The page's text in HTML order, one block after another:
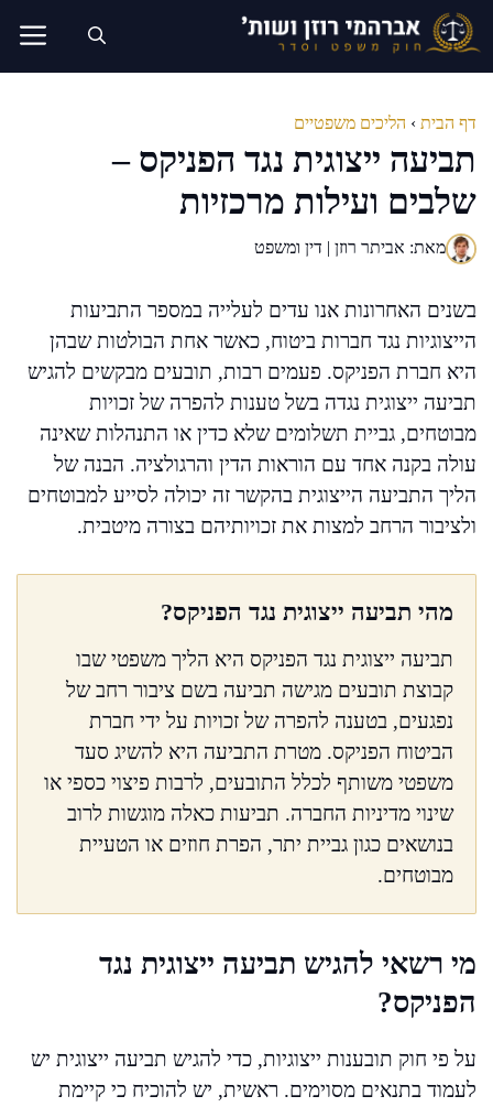
לדלג
לתוכן
דף הבית › הליכים משפטיים
תביעה ייצוגית נגד הפניקס –
שלבים ועילות מרכזיות
מאת: אביתר רוזן | דין ומשפט
בשנים האחרונות אנו עדים לעלייה במספר התביעות
הייצוגיות נגד חברות ביטוח, כאשר אחת הבולטות שבהן
היא חברת הפניקס. פעמים רבות, תובעים מבקשים להגיש
תביעה ייצוגית נגדה בשל טענות להפרה של זכויות
מבוטחים, גביית תשלומים שלא כדין או התנהלות שאינה
עולה בקנה אחד עם הוראות הדין והרגולציה. הבנה של
הליך התביעה הייצוגית בהקשר זה יכולה לסייע למבוטחים
ולציבור הרחב למצות את זכויותיהם בצורה מיטבית.
מהי תביעה ייצוגית נגד הפניקס?
תביעה ייצוגית נגד הפניקס היא הליך משפטי שבו
קבוצת תובעים מגישה תביעה בשם ציבור רחב של
נפגעים, בטענה להפרה של זכויות על ידי חברת
הביטוח הפניקס. מטרת התביעה היא להשיג סעד
משפטי משותף לכלל התובעים, לרבות פיצוי כספי או
שינוי מדיניות החברה. תביעות כאלה מוגשות לרוב
בנושאים כגון גביית יתר, הפרת חוזים או הטעיית
מבוטחים.
מי רשאי להגיש תביעה ייצוגית נגד
הפניקס?
על פי חוק תובענות ייצוגיות, כדי להגיש תביעה ייצוגית יש
לעמוד בתנאים מסוימים. ראשית, יש להוכיח כי קיימת